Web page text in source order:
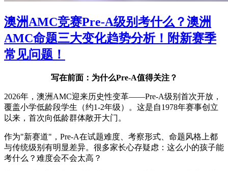
澳洲AMC竞赛Pre-A级别考什么？澳洲
AMC命题三大变化趋势分析！附新赛季
常见问题！
写在前面：为什么Pre-A值得关注？
2026年，澳洲AMC迎来历史性变革——Pre-A级别首次开放，
覆盖小学低龄段学生（约1-2年级）。这是自1978年赛事创立
以来，首次向低龄群体敞开大门。
作为"新赛道"，Pre-A在试题难度、考察形式、命题风格上都
与传统级别有明显差异。很多家长心存疑虑：这么小的孩子能
考什么？难度会不会太高？